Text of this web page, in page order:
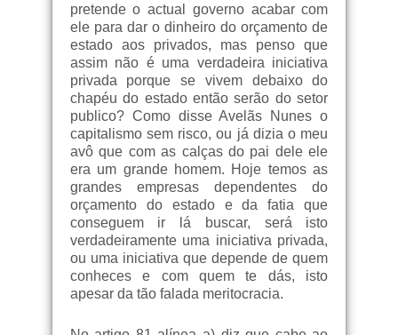
pretende o actual governo acabar com
ele para dar o dinheiro do orçamento de
estado aos privados, mas penso que
assim não é uma verdadeira iniciativa
privada porque se vivem debaixo do
chapéu do estado então serão do setor
publico? Como disse Avelãs Nunes o
capitalismo sem risco, ou já dizia o meu
avô que com as calças do pai dele ele
era um grande homem. Hoje temos as
grandes empresas dependentes do
orçamento do estado e da fatia que
conseguem ir lá buscar, será isto
verdadeiramente uma iniciativa privada,
ou uma iniciativa que depende de quem
conheces e com quem te dás, isto
apesar da tão falada meritocracia.